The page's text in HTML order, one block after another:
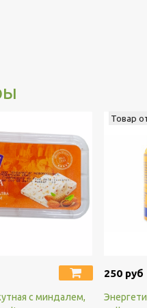
с миндалем,
Товар
250 руб